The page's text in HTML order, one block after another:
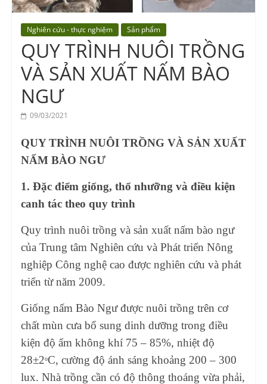
Vocational
Nghiên cứu - thực nghiệm Sản phẩm
QUY TRÌNH NUÔI TRỒNG
VÀ SẢN XUẤT NẤM BÀO
NGƯ
09/03/2021
QUY TRÌNH NUÔI TRỒNG VÀ SẢN XUẤT
NẤM BÀO NGƯ
1. Đặc điểm giống, thổ nhưỡng và điều kiện
canh tác theo quy trình
Quy trình nuôi trồng và sản xuất nấm bào ngư
của Trung tâm Nghiên cứu và Phát triển Nông
nghiệp Công nghệ cao được nghiên cứu và phát
triển từ năm 2009.
Giống nấm Bào Ngư được nuôi trồng trên cơ
chất mùn cưa bổ sung dinh dưỡng trong điều
kiện độ ẩm không khí 75 – 85%, nhiệt độ
28±2oC, cường độ ánh sáng khoảng 200 – 300
lux. Nhà trồng cần có độ thông thoáng vừa phải,